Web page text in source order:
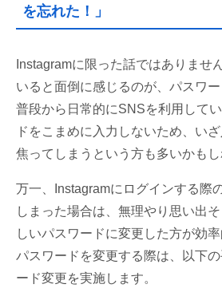
を忘れた！」
Instagramに限った話ではありませ
いると面倒に感じるのが、パスワー
普段から日常的にSNSを利用して
ドをこまめに入力しないため、い
焦ってしまうという方も多いかもし
万一、Instagramにログインする際
しまった場合は、無理やり思い出
しいパスワードに変更した方が効率
パスワードを変更する際は、以下
ード変更を実施します。